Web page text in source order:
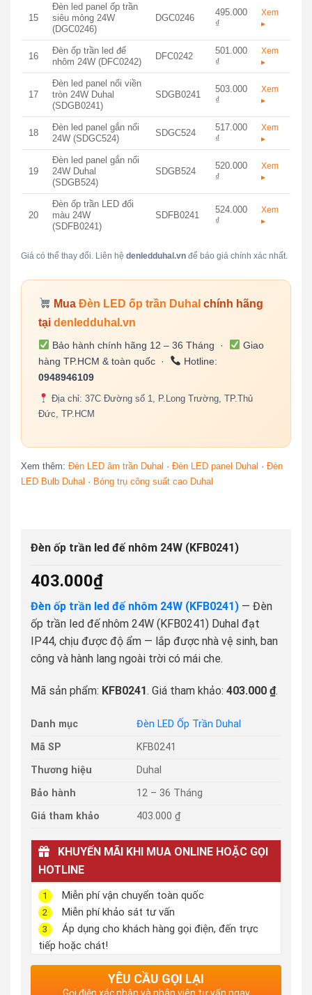
15
Đèn led panel ốp trần
siêu mỏng 24W
(DGC0246)
DGC0246
495.000
₫
Xem
▸
16
Đèn ốp trần led đế
nhôm 24W (DFC0242)
DFC0242
501.000
₫
Xem
▸
17
Đèn led panel nổi viền
tròn 24W Duhal
(SDGB0241)
SDGB0241
503.000
₫
Xem
▸
18
Đèn led panel gắn nổi
24W (SDGC524)
SDGC524
517.000
₫
Xem
▸
19
Đèn led panel gắn nổi
24W Duhal
(SDGB524)
SDGB524
520.000
₫
Xem
▸
20
Đèn ốp trần LED đổi
màu 24W
(SDFB0241)
SDFB0241
524.000
₫
Xem
▸
Giá có thể thay đổi. Liên hệ denledduhal.vnđể báo giá chính xác nhất.
MuaĐèn LED ốp trần Duhal chính hãng
tại denledduhal.vn
Bảo hành chính hãng 12 – 36 Tháng ·
Giao
hàng TP.HCM & toàn quốc ·
Hotline:
0948946109
Địa chỉ: 37C Đường số 1, P.Long Trường, TP.Thủ
Đức, TP.HCM
Xem thêm: Đèn LED âm trần Duhal · Đèn LED panel Duhal · Đèn
LED Bulb Duhal · Bóng trụ công suất cao Duhal
Đèn ốp trần led đế nhôm 24W (KFB0241)
403.000₫
Đèn ốp trần led đế nhôm 24W (KFB0241)— Đèn
ốp trần led đế nhôm 24W (KFB0241) Duhal đạt
IP44, chịu được độ ẩm — lắp được nhà vệ sinh, ban
công và hành lang ngoài trời có mái che.
Mã sản phẩm: KFB0241. Giá tham khảo: 403.000 ₫.
Danh mục
Đèn LED Ốp Trần Duhal
Mã SP
KFB0241
Thương hiệu
Duhal
Bảo hành
12 – 36 Tháng
Giá tham khảo
403.000 ₫
KHUYẾN MÃI KHI MUA ONLINE HOẶC GỌI
HOTLINE
1 Miễn phí vận chuyển toàn quốc
2 Miễn phí khảo sát tư vấn
3
Áp dụng cho khách hàng gọi điện, đến trực
tiếp hoặc chát!
YÊU CẦU GỌI LẠI